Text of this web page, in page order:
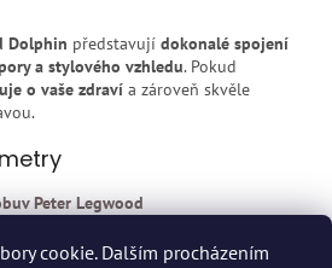
cookie. Dalším procházením
Dolphin představují dokonalé spojení
a stylového vzhledu. Pokud
o vaše zdraví a zároveň skvěle
Peter Legwood